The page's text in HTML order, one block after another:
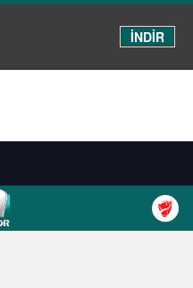
İNDİR